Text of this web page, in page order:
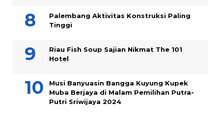
Palembang Aktivitas Konstruksi Paling
Tinggi
Riau Fish Soup Sajian Nikmat The 101
Hotel
Musi Banyuasin Bangga Kuyung Kupek
Muba Berjaya di Malam Pemilihan Putra-
Putri Sriwijaya 2024